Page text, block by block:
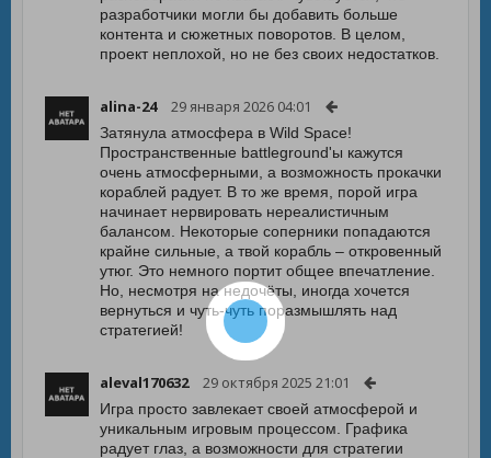
разработчики могли бы добавить больше
контента и сюжетных поворотов. В целом,
проект неплохой, но не без своих недостатков.
alina-24 29 января 2026 04:01
Затянула атмосфера в Wild Space!
Пространственные battleground'ы кажутся
очень атмосферными, а возможность прокачки
кораблей радует. В то же время, порой игра
начинает нервировать нереалистичным
балансом. Некоторые соперники попадаются
крайне сильные, а твой корабль – откровенный
утюг. Это немного портит общее впечатление.
Но, несмотря на недочёты, иногда хочется
вернуться и чуть-чуть поразмышлять над
стратегией!
aleval170632 29 октября 2025 21:01
Игра просто завлекает своей атмосферой и
уникальным игровым процессом. Графика
радует глаз, а возможности для стратегии